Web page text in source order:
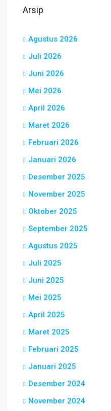
Arsip
Agustus 2026
Juli 2026
Juni 2026
Mei 2026
April 2026
Maret 2026
Februari 2026
Januari 2026
Desember 2025
November 2025
Oktober 2025
September 2025
Agustus 2025
Juli 2025
Juni 2025
Mei 2025
April 2025
Maret 2025
Februari 2025
Januari 2025
Desember 2024
November 2024